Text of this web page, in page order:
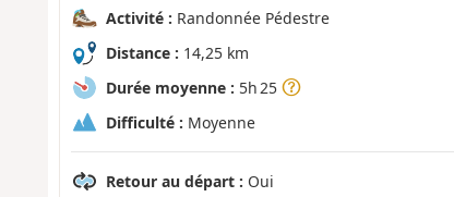
Activité : Randonnée Pédestre
Distance : 14,25 km
Durée moyenne : 5h 25
Difficulté : Moyenne
Retour au départ : Oui